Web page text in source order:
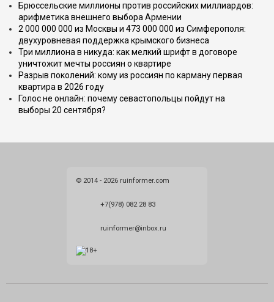
Брюссельские миллионы против российских миллиардов:
арифметика внешнего выбора Армении
2 000 000 000 из Москвы и 473 000 000 из Симферополя:
двухуровневая поддержка крымского бизнеса
Три миллиона в никуда: как мелкий шрифт в договоре
уничтожит мечты россиян о квартире
Разрыв поколений: кому из россиян по карману первая
квартира в 2026 году
Голос не онлайн: почему севастопольцы пойдут на
выборы 20 сентября?
© 2014 - 2026 ruinformer.com
+7(978) 082 28 83
ruinformer@inbox.ru